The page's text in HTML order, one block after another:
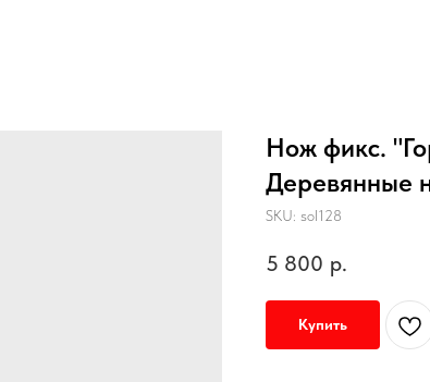
Нож фикс.
Деревянные
SKU: sol128
5 800 р.
Купить